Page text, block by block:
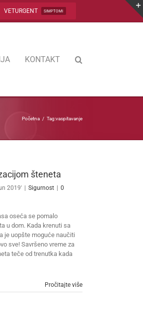
VETURGENT SIMPTOMI
KONTAKT
Početna Tag:vaspitavanje
šteneta
2019' Sigurnost
0
oseća se pomalo
u dom. Kada krenuti sa
je uopšte moguće naučiti
sve! Savršeno vreme za
teče od trenutka kada
Pročitajte više